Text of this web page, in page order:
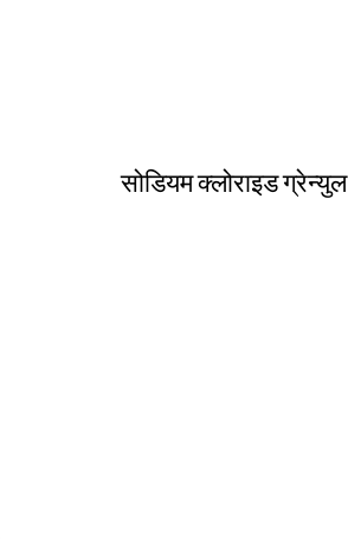
सोडियम क्लोराइड ग्रेन्युल